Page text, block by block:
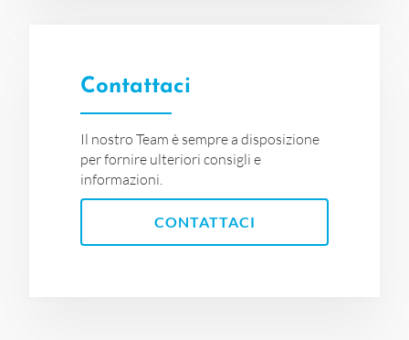
Contattaci
Il nostro Team è sempre a disposizione
per fornire ulteriori consigli e
informazioni.
CONTATTACI